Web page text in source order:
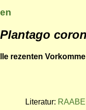
Plantago
rezenten
Literatur: